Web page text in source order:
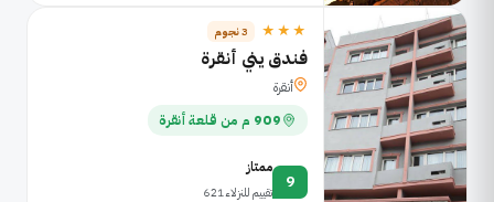
★★★ 3 نجوم
فندق يني أنقرة
أنقرة
909 م من قلعة أنقرة
9
ممتاز
تقييم للنزلاء 621